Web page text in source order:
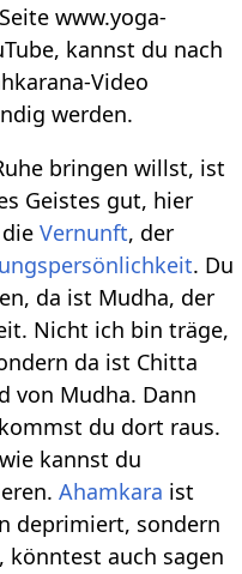
www.yoga-
kannst du nach
Video
werden.
bringen willst, ist
Geistes gut, hier
dieVernunft, der
. Du
da ist Mudha, der
Nicht ich bin träge,
da ist Chitta
von Mudha. Dann
du dort raus.
kannst du
Ahamkara ist
deprimiert, sondern
auch sagen